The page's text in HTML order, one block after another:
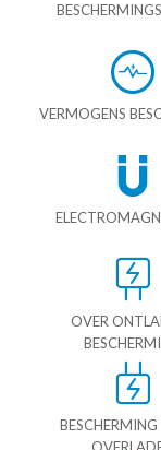
VERMOGENS
OVER
BESCHERMING